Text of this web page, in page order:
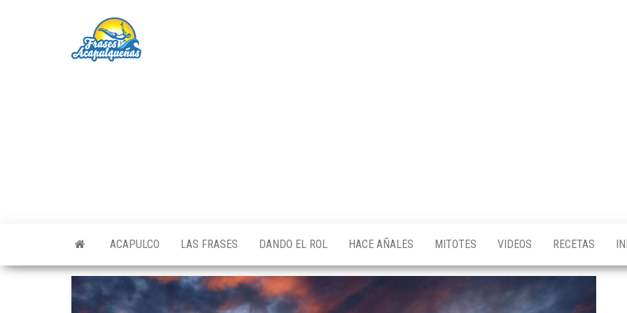
ACAPULCO LAS FRASES DANDO EL ROL HACE AÑALES MITOTES VIDEOS RECETAS